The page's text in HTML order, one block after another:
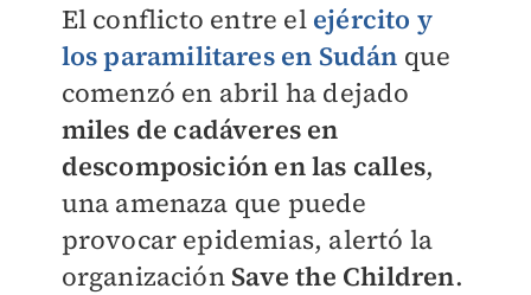
El conflicto entre el ejército y
los paramilitares en Sudán que
comenzó en abril ha dejado
miles de cadáveres en
descomposición en las calles,
una amenaza que puede
provocar epidemias, alertó la
organización Save the Children.